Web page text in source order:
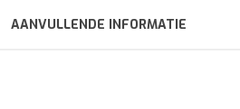
AANVULLENDE INFORMATIE